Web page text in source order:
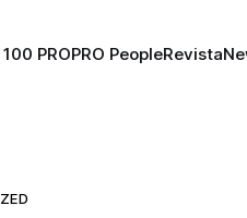
PROPRO PeopleRevista